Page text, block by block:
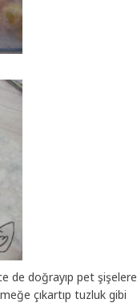
de doğrayıp pet şişelere
çıkartıp tuzluk gibi